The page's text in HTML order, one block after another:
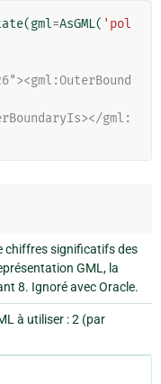
(gml=AsGML( 'pol
gml:
chiffres significatifs des
GML, la
8. Ignoré avec Oracle.
à utiliser : 2 (par